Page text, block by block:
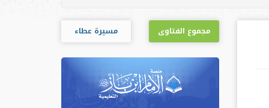
مجموع الفتاوى مسيرة عطاء